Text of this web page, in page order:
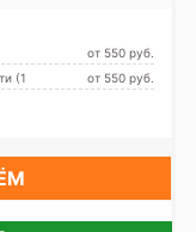
Дунайская, Шушары
от 550 pуб.
(1
от 550 pуб.